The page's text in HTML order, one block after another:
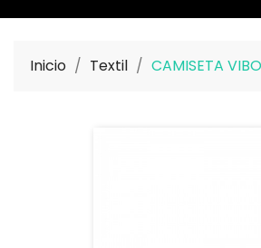
Inicio Textil CAMISETA